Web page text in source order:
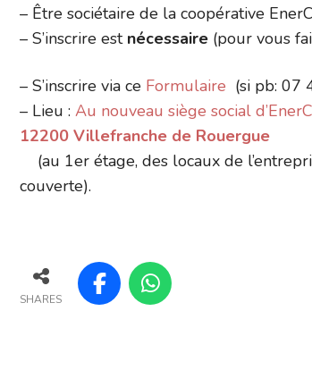
– Être sociétaire de la coopérative
– S’inscrire est nécessaire (pour vous
– S’inscrire via ce Formulaire (si pb: 07
– Lieu : Au nouveau siège social
12200 Villefranche de Rouergue
(au 1er étage, des locaux de
couverte).
SHARES